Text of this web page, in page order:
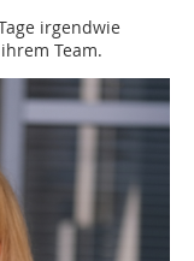
irgendwie
Team.